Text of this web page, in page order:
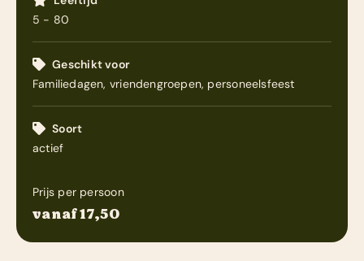
5 - 80
Geschikt voor
Familiedagen, vriendengroepen, personeelsfeest
Soort
actief
Prijs per persoon
vanaf 17,50